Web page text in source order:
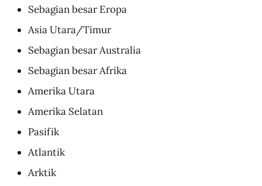
Sebagian besar Eropa
Asia Utara/Timur
Sebagian besar Australia
Sebagian besar Afrika
Amerika Utara
Amerika Selatan
Pasifik
Atlantik
Arktik